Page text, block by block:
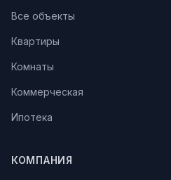
Все объекты
Квартиры
Комнаты
Коммерческая
Ипотека
КОМПАНИЯ